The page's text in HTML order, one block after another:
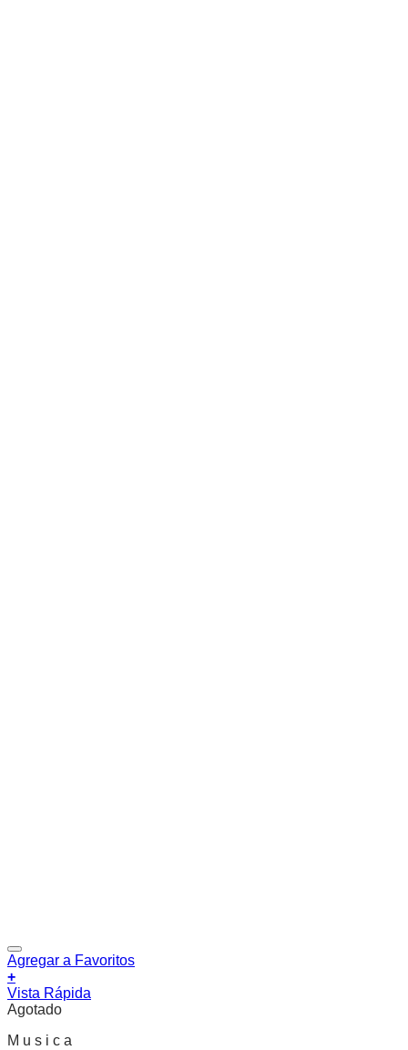
Agregar a Favoritos
+
Vista Rápida
Agotado
M u s i c a